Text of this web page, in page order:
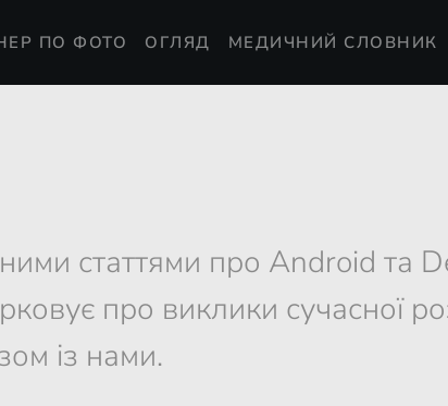
ПО ФОТО ОГЛЯД МЕДИЧНИЙ СЛОВНИК
статтями про Android та
про виклики сучасної
із нами.